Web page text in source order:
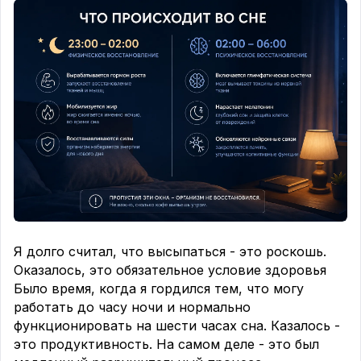
Я долго считал, что высыпаться - это роскошь.
Оказалось, это обязательное условие здоровья
Было время, когда я гордился тем, что могу
работать до часу ночи и нормально
функционировать на шести часах сна. Казалось -
это продуктивность. На самом деле - это был